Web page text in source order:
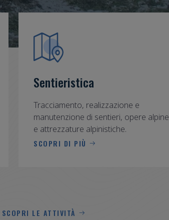
Sentieristica
Tracciamento, realizzazione e
manutenzione di sentieri, opere alpine
e attrezzature alpinistiche.
SCOPRI DI PIÙ
SCOPRI LE ATTIVITÀ